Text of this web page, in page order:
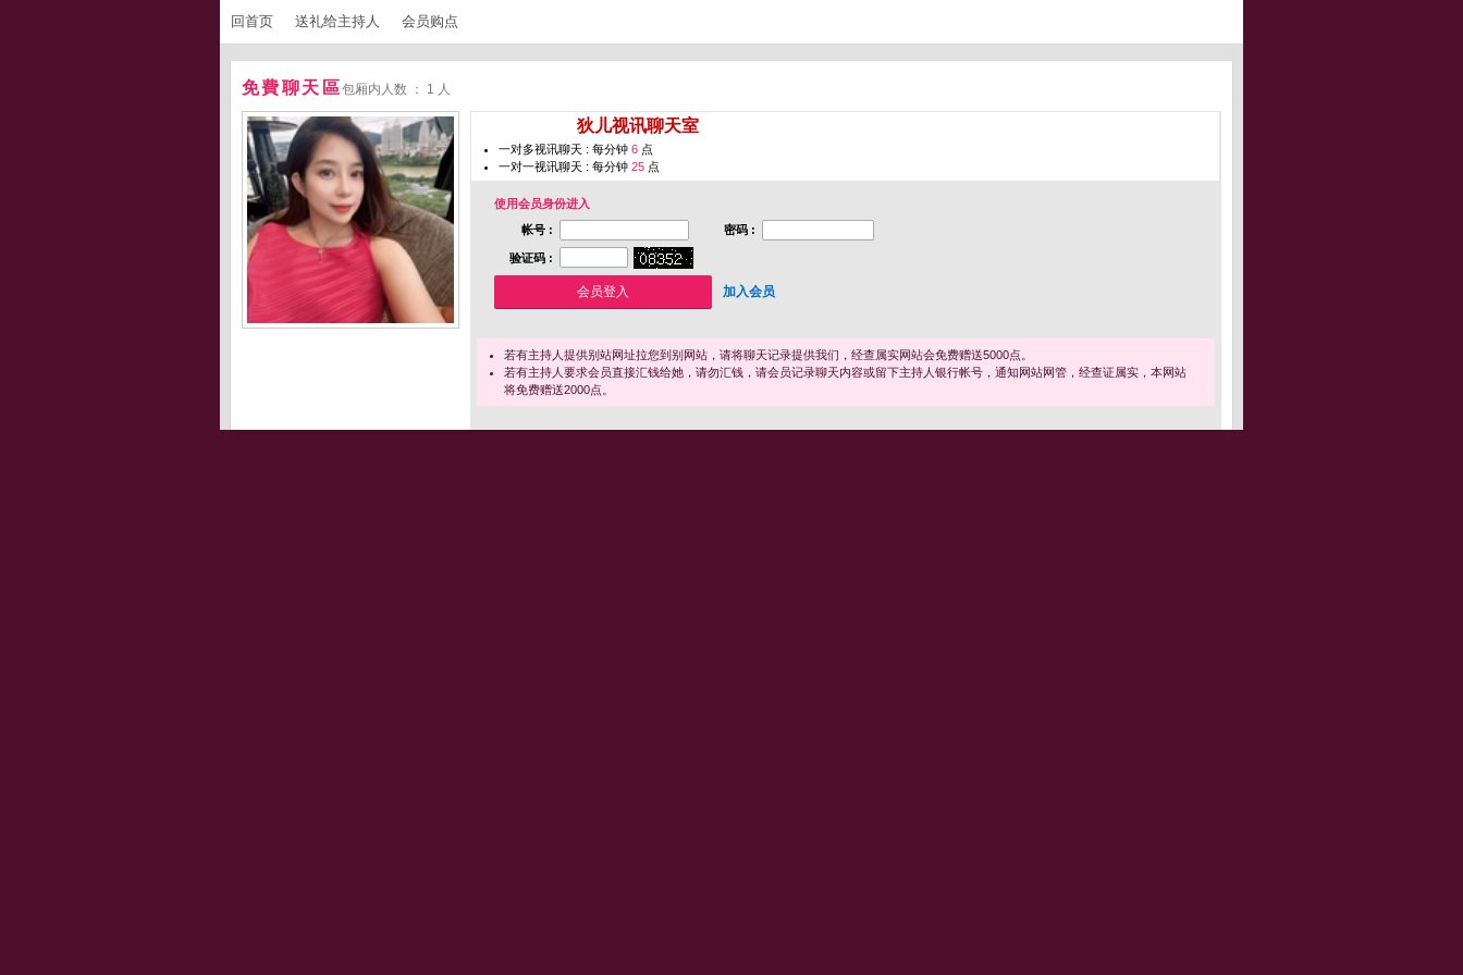
回首页 送礼给主持人 会员购点
免費聊天區包厢内人数 ： 1 人
狄儿视讯聊天室
一对多视讯聊天 : 每分钟 6 点
一对一视讯聊天 : 每分钟 25 点
使用会员身份进入
帐号 :
密码 :
验证码 :
加入会员
若有主持人提供别站网址拉您到别网站，请将聊天记录提供我们，经查属实网站会免费赠送5000点。
若有主持人要求会员直接汇钱给她，请勿汇钱，请会员记录聊天内容或留下主持人银行帐号，通知网站网管，经查证属实，本网站
将免费赠送2000点。